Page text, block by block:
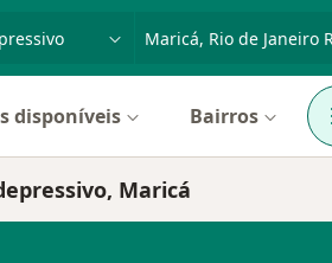
cidade ou região
disponíveis Bairros
Maricá